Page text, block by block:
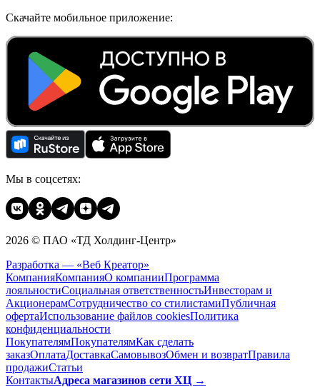
Скачайте мобильное приложение:
Мы в соцсетях:
2026 © ПАО «ТД Холдинг-Центр»
Разработка — «Веб Креатор»
КомпанияКомпанияО компанииПрограмма
лояльностиСоциальная ответственностьИнвесторам и
АкционерамСотрудничество со стилистамиПубличная
офертаИспользование файлов cookiesПолитика
конфиденциальности
ПокупателямПокупателямКак сделать
заказОплатаДоставкаCамовывозОбмен и возвратПравила
продажиСтатьи
КонтактыАдреса магазинов сети ХЦ →